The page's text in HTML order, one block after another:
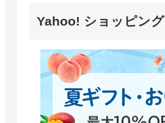
Yahoo! ショッピング